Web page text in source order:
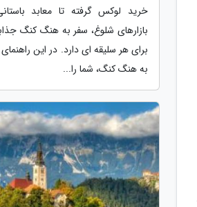
خرید لوکس گرفته تا معابد
بازارهای شلوغ، سفر به هنگ کنگ
برای هر سلیقه ای دارد. در این
به هنگ کنگ، شما را...